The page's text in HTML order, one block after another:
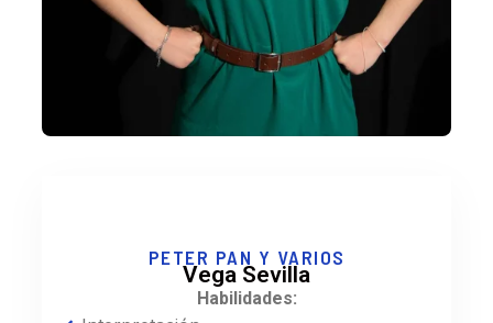
PETER PAN Y VARIOS
Vega Sevilla
Habilidades: